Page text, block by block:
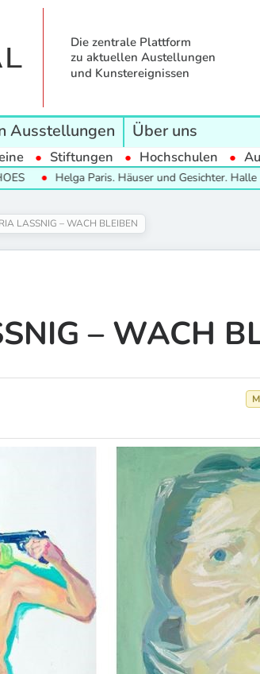
Die zentrale Plattform
zu aktuellen Austellungen
und Kunstereignissen
Ausstellungen Über uns
Stiftungen Hochschulen
Helga Paris. Häuser und Gesichter. Halle 1983–85
LASSNIG – WACH BLEIBEN
– WACH